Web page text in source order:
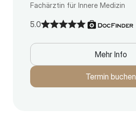
Fachärztin für Innere Medizin
5.0
Mehr Info
Termin buchen